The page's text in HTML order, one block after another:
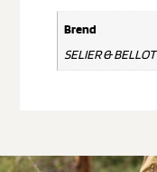
Brend
SELIER & BELLOT